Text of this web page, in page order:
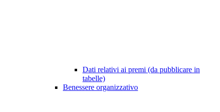
Dati relativi ai premi (da pubblicare in
tabelle)
Benessere organizzativo